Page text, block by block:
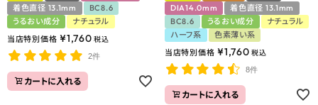
着色直径 13.1mm
BC8.6
うるおい成分
ナチュラル
当店特別価格 ¥1,760 税込
2件
カートに入れる
DIA14.0mm
着色直径 13.1mm
BC8.6
うるおい成分
ナチュラル
ハーフ系
色素薄い系
当店特別価格 ¥1,760 税込
8件
カートに入れる